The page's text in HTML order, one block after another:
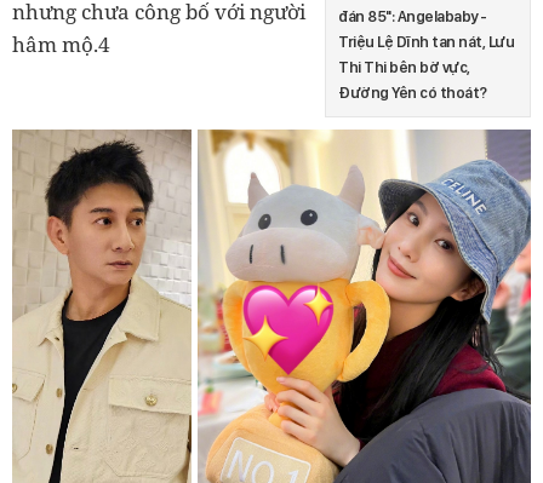
đán 85": Angelababy -
Triệu Lệ Dĩnh tan nát, Lưu
Thi Thi bên bờ vực,
Đường Yên có thoát?
nhưng chưa công bố với người
hâm mộ.4